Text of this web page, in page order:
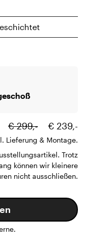
€ 299,- € 239,-
Lieferung & Montage.
Trotz
können wir kleinere
nicht ausschließen.